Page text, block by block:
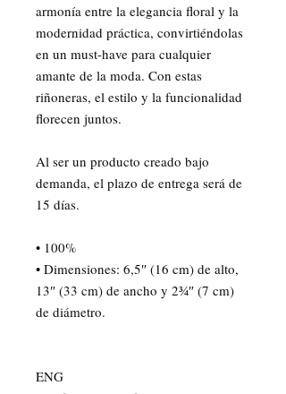
armonía entre la elegancia floral y la
modernidad práctica, convirtiéndolas
en un must-have para cualquier
amante de la moda. Con estas
riñoneras, el estilo y la funcionalidad
florecen juntos.
Al ser un producto creado bajo
demanda, el plazo de entrega será de
15 días.
• 100%
• Dimensiones: 6,5″ (16 cm) de alto,
13″ (33 cm) de ancho y 2¾″ (7 cm)
de diámetro.
ENG